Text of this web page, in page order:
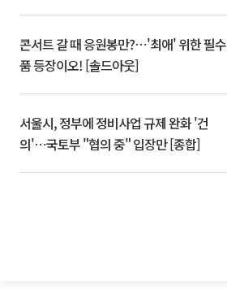
콘서트 갈 때 응원봉만?⋯'최애' 위한 필수
품 등장이오! [솔드아웃]
서울시, 정부에 정비사업 규제 완화 '건
의'⋯국토부 "협의 중" 입장만 [종합]